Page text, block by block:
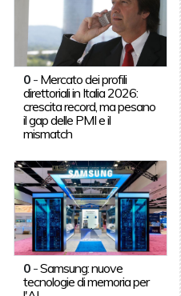
0 - Mercato dei profili
direttoriali in Italia 2026:
crescita record, ma pesano
il gap delle PMI e il
mismatch
0 -Samsung: nuove
tecnologie di memoria per